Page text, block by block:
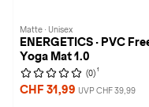
Matte · Unisex
ENERGETICS · PVC
Yoga Mat 1.0
(0) 1
CHF 31,99 UVP CHF 39,99